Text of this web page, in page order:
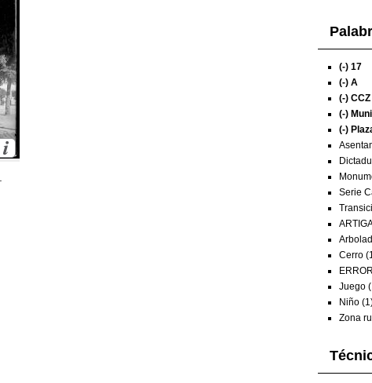
(-) 17
(-) A
(-) CCZ
(-)
(-)
Serie
Cerro
Juego
Niño
Zona